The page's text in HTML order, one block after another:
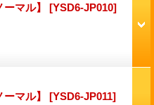
マル】 [YSD6-JP010]
マル】 [YSD6-JP011]